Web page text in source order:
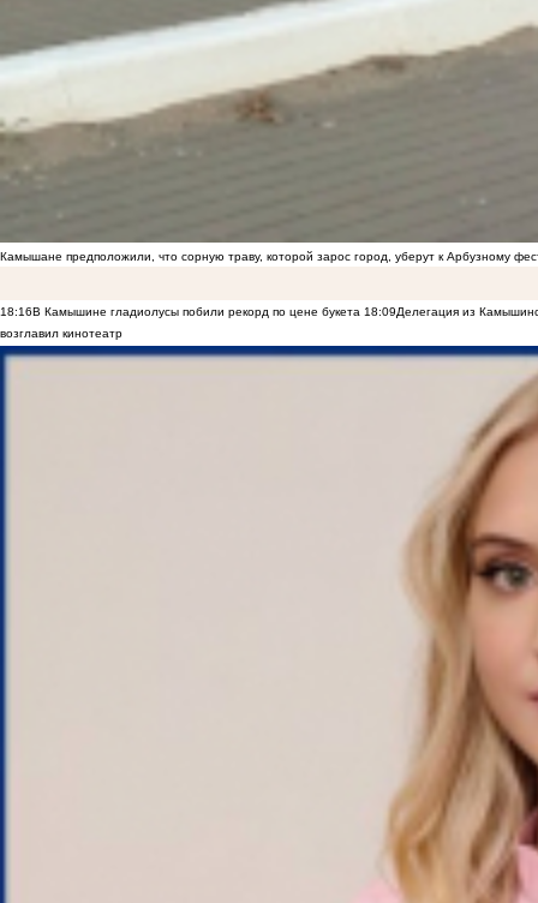
Камышане предположили, что сорную траву, которой зарос город, уберут к Арбузному
18:16В Камышине гладиолусы побили рекорд по цене букета 18:09Делегация из
возглавил кинотеатр